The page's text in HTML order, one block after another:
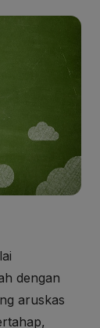
dengan
aruskas